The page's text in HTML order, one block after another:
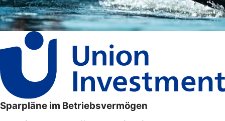
Sparpläne im Betriebsvermögen